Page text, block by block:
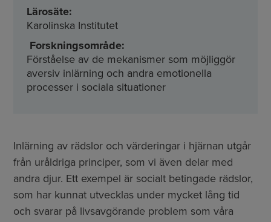
Lärosäte:
Karolinska Institutet
Forskningsområde:
Förståelse av de mekanismer som möjliggör
aversiv inlärning och andra emotionella
processer i sociala situationer
Inlärning av rädslor och värderingar i hjärnan utgår
från uråldriga principer, som vi även delar med
andra djur. Ett exempel är socialt betingade rädslor,
som har kunnat utvecklas under mycket lång tid
och svarar på livsavgörande problem som våra